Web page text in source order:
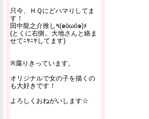
只今、ＨＱにどハマりしてま
す！
田中龍之介推し٩(๑òωó๑)۶
(とくに右側。大地さんと絡ま
せてﾆﾔﾆﾔしてます)
※腐りきっています。
オリジナルで女の子を描くの
も大好きです！
よろしくおねがいします☆